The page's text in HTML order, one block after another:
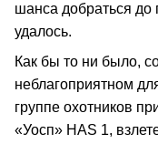
шанса добраться до
удалось.
Как бы то ни было,
неблагоприятном
группе охотников
«Уосп» HAS 1,